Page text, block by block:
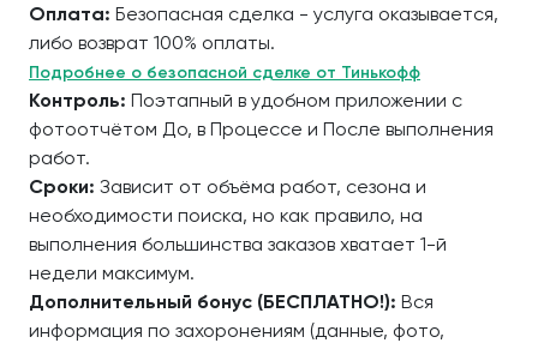
Оплата: Безопасная сделка - услуга оказывается,
либо возврат 100% оплаты.
Подробнее о безопасной сделке от Тинькофф
Контроль: Поэтапный в удобном приложении с
фотоотчётом До, в Процессе и После выполнения
работ.
Сроки: Зависит от объёма работ, сезона и
необходимости поиска, но как правило, на
выполнения большинства заказов хватает 1-й
недели максимум.
Дополнительный бонус (БЕСПЛАТНО!): Вся
информация по захоронениям (данные, фото,